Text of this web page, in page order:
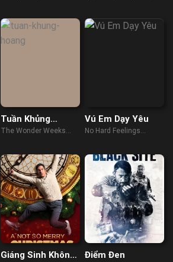
Tuần Khủng
Hoảng
The Wonder Weeks
Vú Em Dạy Yêu
No Hard Feelings
Giáng Sinh Không
Điểm Đen